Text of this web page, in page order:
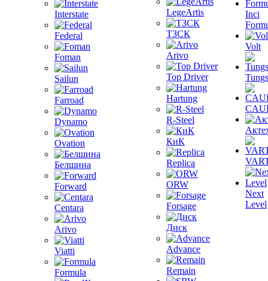
Interstate
Federal
Foman
Sailun
Farroad
Dynamo
Ovation
Белшина
Forward
Centara
Arivo
Viatti
Formula
LegeArtis
ТЗСК
Arivo
Top Driver
Hartung
R-Steel
КиК
Replica
ORW
Forsage
Диск
Advance
Remain
Inci
Volt
Next
Level